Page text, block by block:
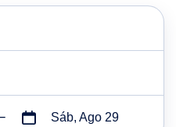
Sáb, Ago 29